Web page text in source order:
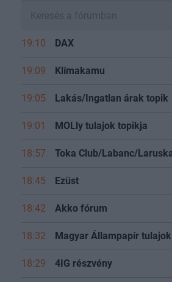
19:10 DAX
19:09 Klímakamu
19:05 Lakás/Ingatlan árak topik
19:01 MOLly tulajok topikja
18:57
18:45 Ezüst
18:42 Akko fórum
18:32 Magyar Állampapír tulajok
18:29 4IG részvény